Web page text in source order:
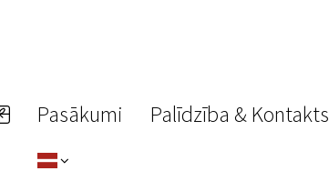
Pasākumi Palīdzība & Kontakts